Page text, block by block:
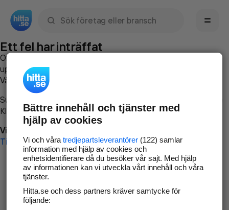
Ett fel har inträffat
Om du vill kan du
uppstod så att vi lättare och snabbare kan avhjälpa det.
Vänligen försök med följande:
Surfa till
Klicka påTillbaka-knappen i webbläsaren och försök igen
Vi beklagar besväret!
Till startsidan
Bättre innehåll och tjänster med
hjälp av cookies
Vi och våra tredjepartsleverantörer(122) samlar
information med hjälp av cookies och
enhetsidentifierare då du besöker vår sajt. Med hjälp
av informationen kan vi utveckla vårt innehåll och våra
tjänster.
Hitta.se och dess partners kräver samtycke för
följande: